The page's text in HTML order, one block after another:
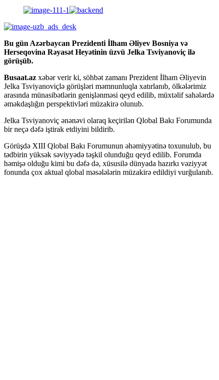
Bu gün Azərbaycan Prezidenti İlham Əliyev Bosniya və
Herseqovina Rəyasət Heyətinin üzvü Jelka Tsviyanoviç ilə
görüşüb.
Busaat.az xəbər verir ki, söhbət zamanı Prezident İlham Əliyevin
Jelka Tsviyanoviçlə görüşləri məmnunluqla xatırlanıb, ölkələrimiz
arasında münasibətlərin genişlənməsi qeyd edilib, müxtəlif sahələrdə
əməkdaşlığın perspektivləri müzakirə olunub.
Jelka Tsviyanoviç ənənəvi olaraq keçirilən Qlobal Bakı Forumunda
bir neçə dəfə iştirak etdiyini bildirib.
Görüşdə XIII Qlobal Bakı Forumunun əhəmiyyətinə toxunulub, bu
tədbirin yüksək səviyyədə təşkil olunduğu qeyd edilib. Forumda
həmişə olduğu kimi bu dəfə də, xüsusilə dünyada hazırkı vəziyyət
fonunda çox aktual qlobal məsələlərin müzakirə edildiyi vurğulanıb.